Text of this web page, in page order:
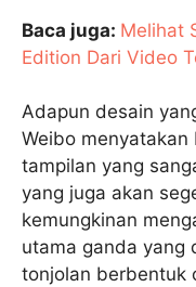
Baca juga: Melihat
Edition Dari Video
Adapun desain
Weibo menyatakan
tampilan yang
yang juga akan
kemungkinan
utama ganda yang
tonjolan berbentuk